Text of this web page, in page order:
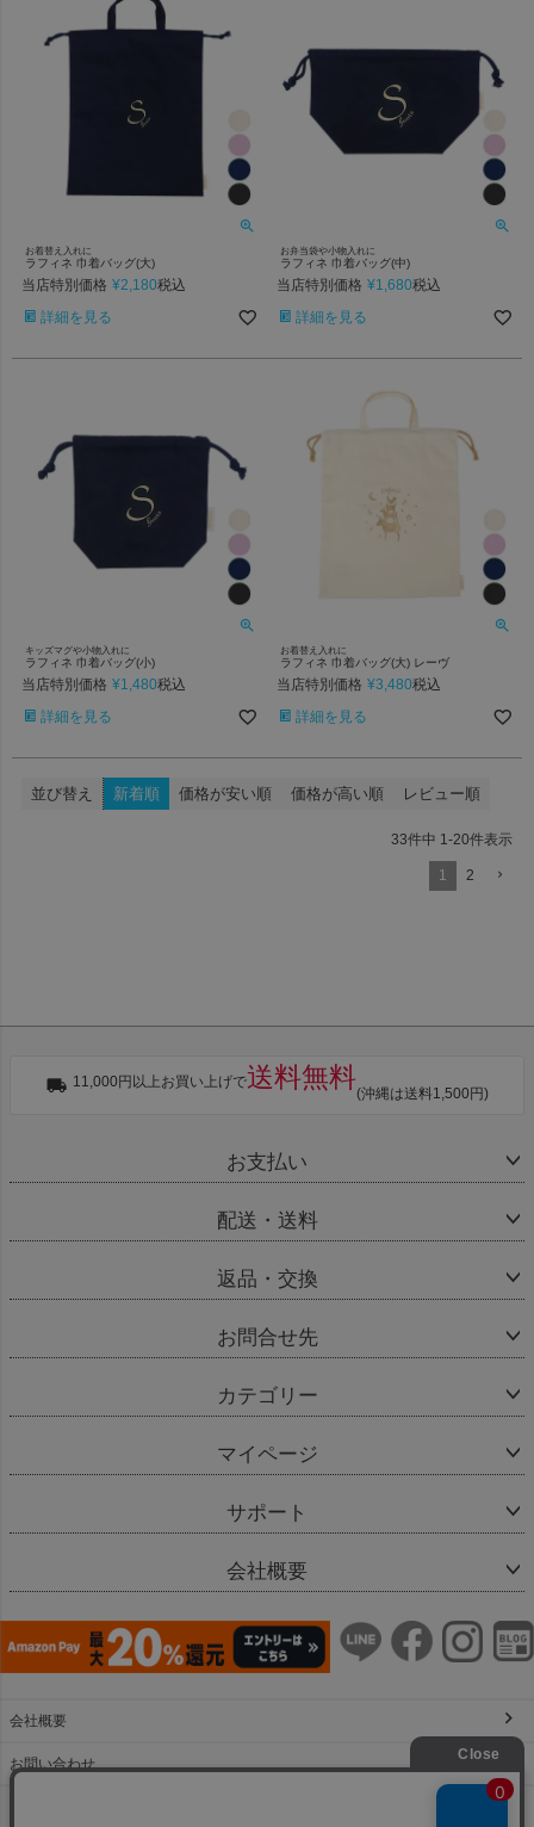
お着替え入れに
ラフィネ 巾着バッグ(大)
当店特別価格 ¥2,180税込
詳細を見る
お弁当袋や小物入れに
ラフィネ 巾着バッグ(中)
当店特別価格 ¥1,680税込
詳細を見る
キッズマグや小物入れに
ラフィネ 巾着バッグ(小)
当店特別価格 ¥1,480税込
詳細を見る
お着替え入れに
ラフィネ 巾着バッグ(大) レーヴ
当店特別価格 ¥3,480税込
詳細を見る
並び替え 新着順 価格が安い順 価格が高い順 レビュー順
33件中 1-20件表示
1 2
11,000円以上お買い上げで送料無料
(沖縄は送料1,500円)
お支払い
配送・送料
返品・交換
お問合せ先
カテゴリー
マイページ
サポート
会社概要
会社概要
お問い合わせ